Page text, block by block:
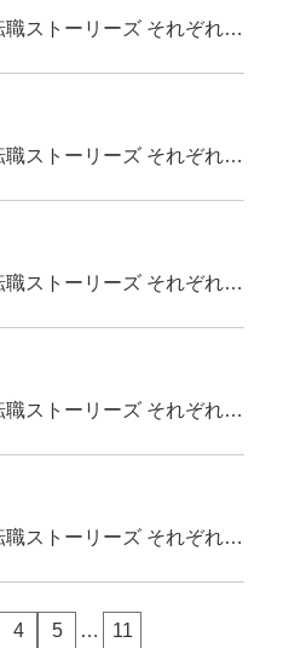
StockSun TechEliteが「転職ストーリーズ それぞれの転職物語」にて掲載されました。
StockSun TechEliteが「転職ストーリーズ それぞれの転職物語」にて掲載されました。
StockSun TechEliteが「転職ストーリーズ それぞれの転職物語」にて掲載されました。
StockSun TechEliteが「転職ストーリーズ それぞれの転職物語」にて掲載されました。
StockSun TechEliteが「転職ストーリーズ それぞれの転職物語」にて掲載されました。
4 5 … 11